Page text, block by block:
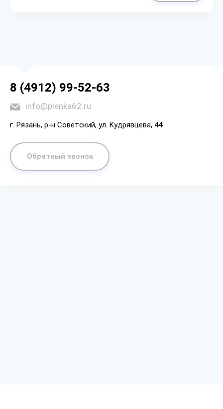
8 (4912) 99-52-63
info@plenka62.ru
г. Рязaнь, p-н Coвeтcкий, yл. Kyдpявцeвa, 44
Обратный звонок